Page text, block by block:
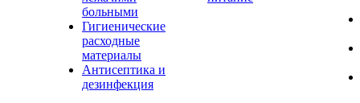
больными
Гигиенические
расходные
материалы
Антисептика и
дезинфекция